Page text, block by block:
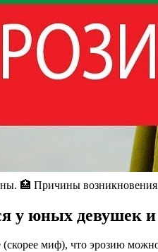
🏥 Причины
у юных девушек
миф), что эрозию можно